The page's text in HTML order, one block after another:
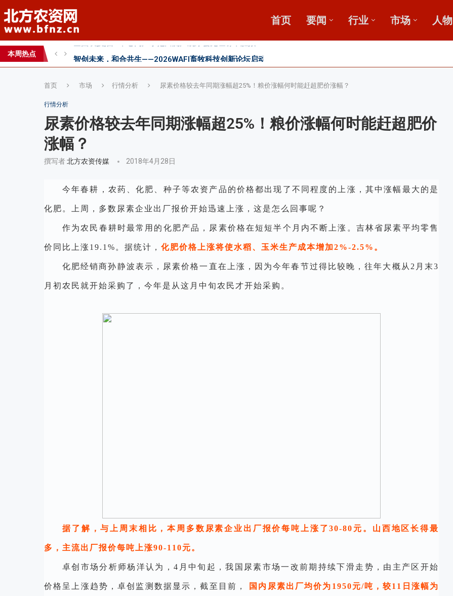
首页 要闻 行业 市场 人物
本周热点
内生菌的百亿蓝海，邦安G31如何以“抗盐基因”破局？
2026第七届中国(国际)智慧农业应用与创新发展高峰论坛
首页 市场 行情分析 尿素价格较去年同期涨幅超25%！粮价涨幅何时能赶超肥价涨幅？
行情分析
尿素价格较去年同期涨幅超25%！粮价涨幅何时能赶超肥价
涨幅？
撰写者北方农资传媒 2018年4月28日
今年春耕，农药、化肥、种子等农资产品的价格都出现了不同程度的上涨，其中涨幅最大的是
化肥。上周，多数尿素企业出厂报价开始迅速上涨，这是怎么回事呢？
作为农民春耕时最常用的化肥产品，尿素价格在短短半个月内不断上涨。吉林省尿素平均零售
价同比上涨19.1%。据统计， 化肥价格上涨将使水稻、玉米生产成本增加2%-2.5%。
化肥经销商孙静波表示， 尿素价格一直在上涨，因为今年春节过得比较晚，往年大概从2月末3
月初农民就开始采购了，今年是从这月中旬农民才开始采购。
据了解，与上周末相比，本周多数尿素企业出厂报价每吨上涨了30-80元。山西地区长得最
多，主流出厂报价每吨上涨90-110元。
卓创市场分析师杨洋认为，4月中旬起，我国尿素市场一改前期持续下滑走势，由主产区开始
价格呈上涨趋势，卓创监测数据显示，截至目前， 国内尿素出厂均价为1950元/吨，较11日涨幅为